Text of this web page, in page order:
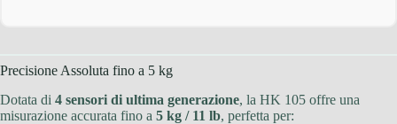
Precisione Assoluta fino a 5 kg
Dotata di 4 sensori di ultima generazione, la HK 105 offre una
misurazione accurata fino a 5 kg / 11 lb, perfetta per: